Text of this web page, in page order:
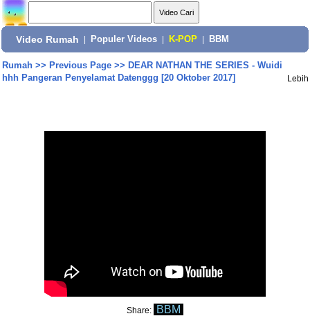
Video Rumah Populer Videos K-POP BBM
Rumah>> Previous Page>> DEAR NATHAN THE SERIES - Wuidi
hhh Pangeran Penyelamat Datenggg [20 Oktober 2017]
Lebih
Share: BBM